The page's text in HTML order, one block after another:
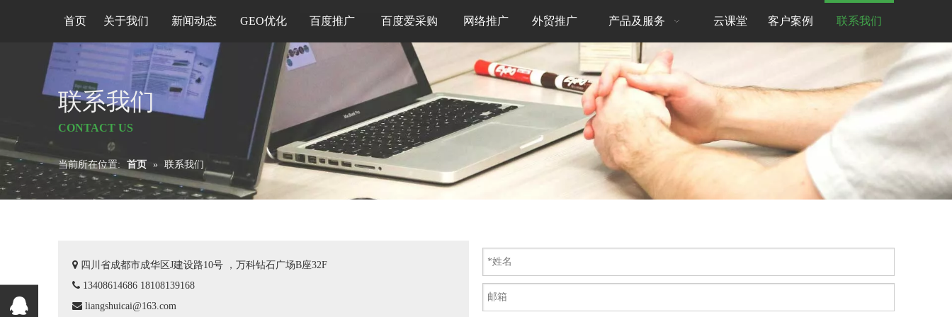
首页 关于我们 新闻动态 GEO优化 百度推广 百度爱采购 网络推广 外贸推广 产品及服务 云课堂 客户案例 联系我们
联系我们
CONTACT US
当前所在位置: 首页 » 联系我们
 四川省成都市成华区J建设路10号 ，万科钻石广场B座32F
 13408614686 18108139168
 liangshuicai@163.com